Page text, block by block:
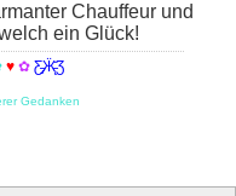
Chauffeur und
ein Glück!
♥✿Ƹ̵̡Ӝ̵̨̄Ʒ
Gedanken